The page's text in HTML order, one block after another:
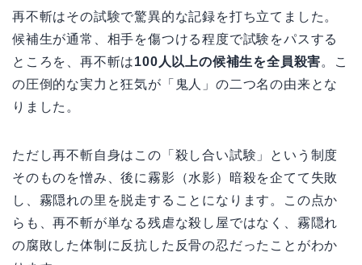
再不斬はその試験で驚異的な記録を打ち立てました。
候補生が通常、相手を傷つける程度で試験をパスする
ところを、再不斬は100人以上の候補生を全員殺害。こ
の圧倒的な実力と狂気が「鬼人」の二つ名の由来とな
りました。
ただし再不斬自身はこの「殺し合い試験」という制度
そのものを憎み、後に霧影（水影）暗殺を企てて失敗
し、霧隠れの里を脱走することになります。この点か
らも、再不斬が単なる残虐な殺し屋ではなく、霧隠れ
の腐敗した体制に反抗した反骨の忍だったことがわか